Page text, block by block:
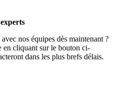
nos équipes dès maintenant ?
cliquant sur le bouton ci-
dans les plus brefs délais.